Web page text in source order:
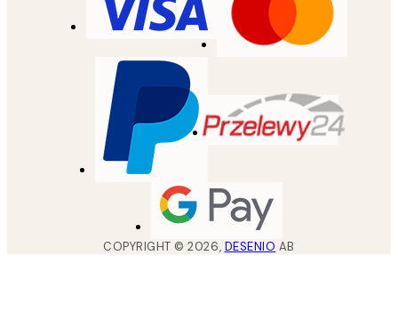
COPYRIGHT ©2026, DESENIO AB